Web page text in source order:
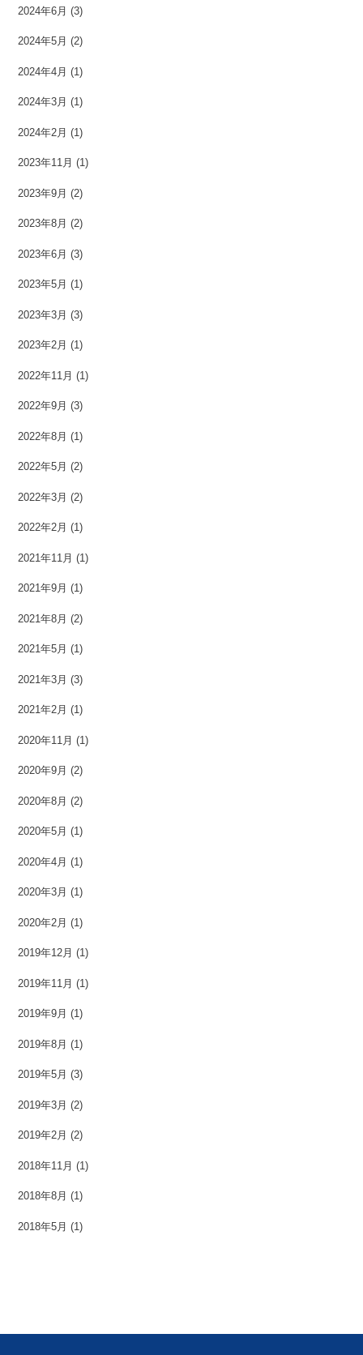
2024年6月 (3)
2024年5月 (2)
2024年4月 (1)
2024年3月 (1)
2024年2月 (1)
2023年11月 (1)
2023年9月 (2)
2023年8月 (2)
2023年6月 (3)
2023年5月 (1)
2023年3月 (3)
2023年2月 (1)
2022年11月 (1)
2022年9月 (3)
2022年8月 (1)
2022年5月 (2)
2022年3月 (2)
2022年2月 (1)
2021年11月 (1)
2021年9月 (1)
2021年8月 (2)
2021年5月 (1)
2021年3月 (3)
2021年2月 (1)
2020年11月 (1)
2020年9月 (2)
2020年8月 (2)
2020年5月 (1)
2020年4月 (1)
2020年3月 (1)
2020年2月 (1)
2019年12月 (1)
2019年11月 (1)
2019年9月 (1)
2019年8月 (1)
2019年5月 (3)
2019年3月 (2)
2019年2月 (2)
2018年11月 (1)
2018年8月 (1)
2018年5月 (1)